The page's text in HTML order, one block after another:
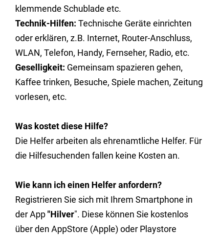
klemmende Schublade etc.
Technik-Hilfen:Technische Geräte einrichten
oder erklären, z.B. Internet, Router-Anschluss,
WLAN, Telefon, Handy, Fernseher, Radio, etc.
Geselligkeit: Gemeinsam spazieren gehen,
Kaffee trinken, Besuche, Spiele machen, Zeitung
vorlesen, etc.
Was kostet diese Hilfe?
Die Helfer arbeiten als ehrenamtliche Helfer. Für
die Hilfesuchenden fallen keine Kosten an.
Wie kann ich einen Helfer anfordern?
Registrieren Sie sich mit Ihrem Smartphone in
der App"Hilver". Diese können Sie kostenlos
über den AppStore (Apple) oder Playstore